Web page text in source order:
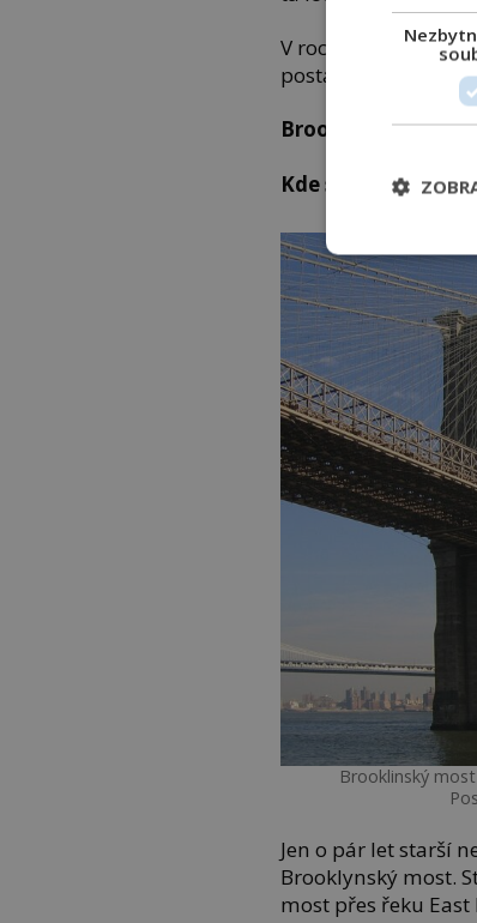
V roce 1997 si tak
postát dokonce i
Brooklynský
Kde se nachází:
Brooklinský
Jen o pár let starší
Brooklynský most.
most přes řeku East